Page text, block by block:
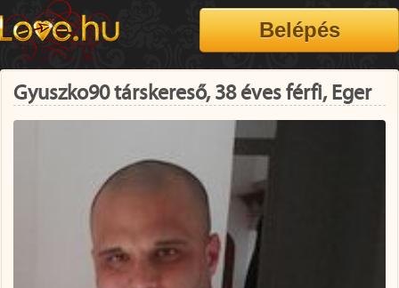
Gyuszko90 társkereső, 38 éves férfi, Eger